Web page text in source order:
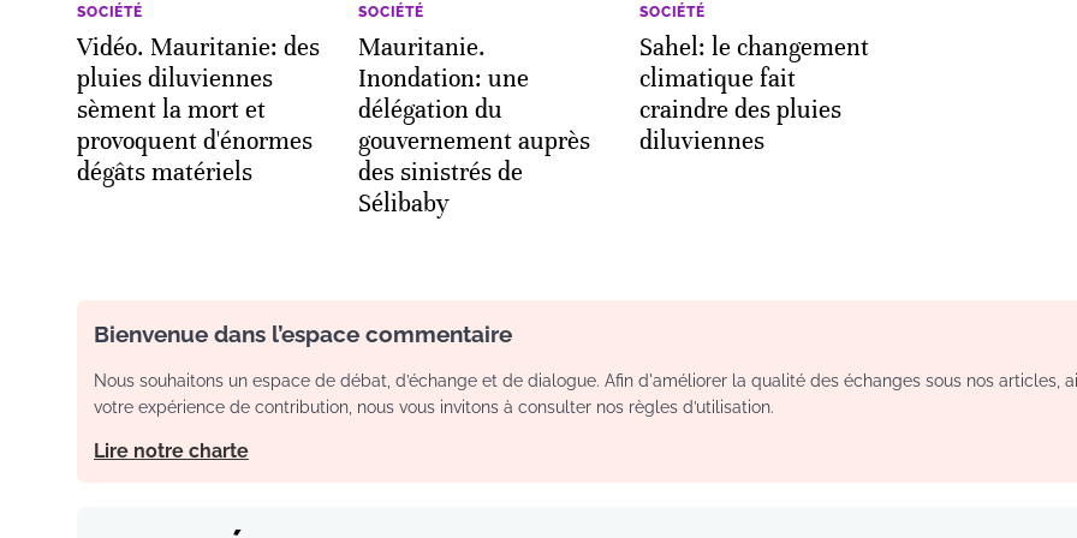
SOCIÉTÉ
Vidéo. Mauritanie: des
pluies diluviennes
sèment la mort et
provoquent d'énormes
dégâts matériels
SOCIÉTÉ
Mauritanie.
Inondation: une
délégation du
gouvernement auprès
des sinistrés de
Sélibaby
SOCIÉTÉ
Sahel: le changement
climatique fait
craindre des pluies
diluviennes
Bienvenue dans l’espace commentaire
Nous souhaitons un espace de débat, d’échange et de dialogue. Afin d'améliorer la qualité des échanges sous nos articles,
votre expérience de contribution, nous vous invitons à consulter nos règles d’utilisation.
Lire notre charte